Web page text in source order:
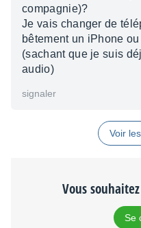
compagnie)?
Je vais changer de
bêtement un iPhone
(sachant que je suis
audio)
signaler
Voir
Vous
Se